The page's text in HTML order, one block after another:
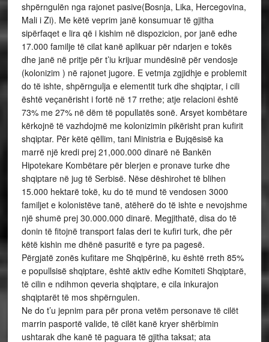
shpërngulën nga rajonet pasive(Bosnja, Lika, Hercegovina,
Mali i Zi). Me këtë veprim janë konsumuar të gjitha
sipërfaqet e lira që i kishim në dispozicion, por janë edhe
17.000 familje të cilat kanë aplikuar për ndarjen e tokës
dhe janë në pritje për t’iu krijuar mundësinë për vendosje
(kolonizim ) në rajonet jugore. E vetmja zgjidhje e problemit
do të ishte, shpërngulja e elementit turk dhe shqiptar, i cili
është veçanërisht i fortë në 17 rrethe; atje relacioni është
73% me 27% në dëm të popullatës sonë. Arsyet kombëtare
kërkojnë të vazhdojmë me kolonizimin pikërisht pran kufirit
shqiptar. Për këtë qëllim, tani Ministria e Bujqësisë ka
marrë një kredi prej 21,000.000 dinarë në Bankën
Hipotekare Kombëtare për blerjen e pronave turke dhe
shqiptare në jug të Serbisë. Nëse dëshirohet të blihen
15.000 hektarë tokë, ku do të mund të vendosen 3000
familjet e kolonistëve tanë, atëherë do të ishte e nevojshme
një shumë prej 30.000.000 dinarë. Megjithatë, disa do të
donin të fitojnë transport falas deri te kufiri turk, dhe për
këtë kishin me dhënë pasuritë e tyre pa pagesë.
Përgjatë zonës kufitare me Shqipërinë, ku është rreth 85%
e popullsisë shqiptare, është aktiv edhe Komiteti Shqiptarë,
të cilin e ndihmon qeveria shqiptare, e cila inkurajon
shqiptarët të mos shpërngulen.
Ne do t’u jepnim para për prona vetëm personave të cilët
marrin pasportë valide, të cilët kanë kryer shërbimin
ushtarak dhe kanë të paguara të gjitha taksat; ata